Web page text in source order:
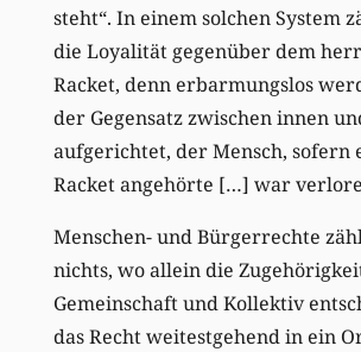
steht“. In einem solchen System
die Loyalität gegenüber dem
Racket, denn erbarmungslos
der Gegensatz zwischen innen
aufgerichtet, der Mensch, sofern
Racket angehörte […] war
Menschen- und Bürgerrechte
nichts, wo allein die
Gemeinschaft und Kollektiv
das Recht weitestgehend in ein